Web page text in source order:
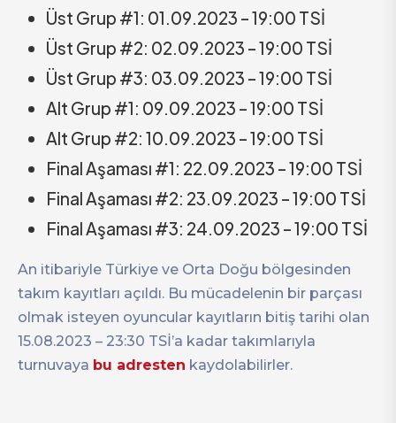
Üst Grup #1: 01.09.2023 – 19:00 TSİ
Üst Grup #2: 02.09.2023 – 19:00 TSİ
Üst Grup #3: 03.09.2023 – 19:00 TSİ
Alt Grup #1: 09.09.2023 – 19:00 TSİ
Alt Grup #2: 10.09.2023 – 19:00 TSİ
Final Aşaması #1: 22.09.2023 – 19:00 TSİ
Final Aşaması #2: 23.09.2023 – 19:00 TSİ
Final Aşaması #3: 24.09.2023 – 19:00 TSİ
An itibariyle Türkiye ve Orta Doğu bölgesinden
takım kayıtları açıldı. Bu mücadelenin bir parçası
olmak isteyen oyuncular kayıtların bitiş tarihi olan
15.08.2023 – 23:30 TSİ’a kadar takımlarıyla
turnuvaya bu adresten kaydolabilirler.